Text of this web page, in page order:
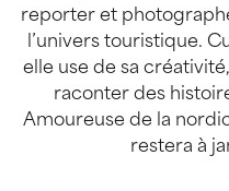
reporter et
l’univers touristique.
elle use de sa
raconter des
Amoureuse de la
restera à